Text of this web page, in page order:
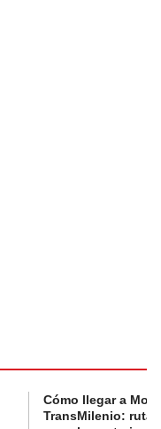
Cómo llegar a
TransMilenio: